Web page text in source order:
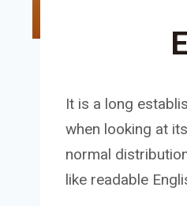
It is a long
when looking at
normal
like readable